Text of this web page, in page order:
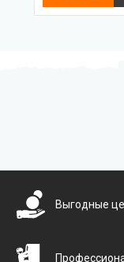
Выгодные